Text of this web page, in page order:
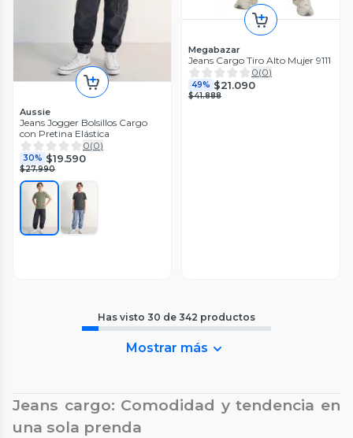
Aussie
Jeans Jogger Bolsillos Cargo
con Pretina Elástica
0(0)
30% $19.590
$27.990
Megabazar
Jeans Cargo Tiro Alto Mujer 9111
0(0)
49% $21.090
$41.888
Has visto 30 de 342 productos
Mostrar más
Jeans cargo: Comodidad y tendencia en
una sola prenda